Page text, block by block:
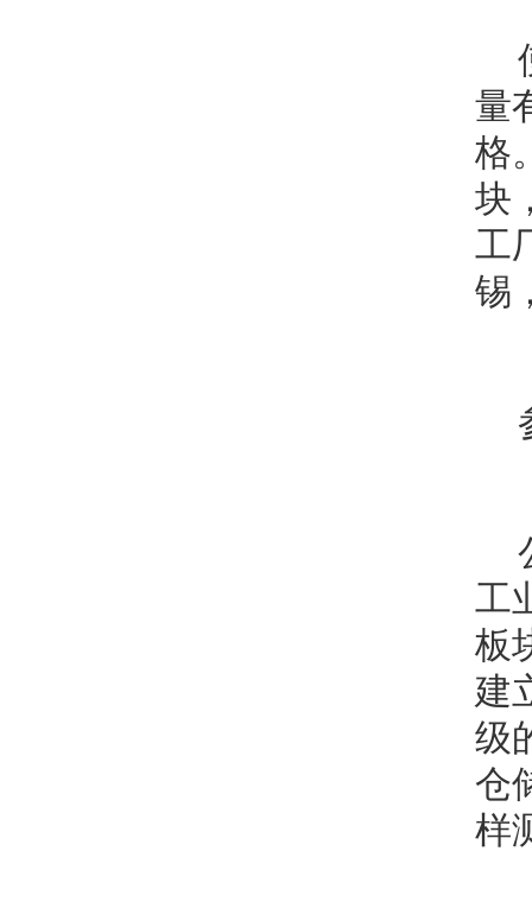
量
格
块
工
锡
工
板
建
级
仓
样